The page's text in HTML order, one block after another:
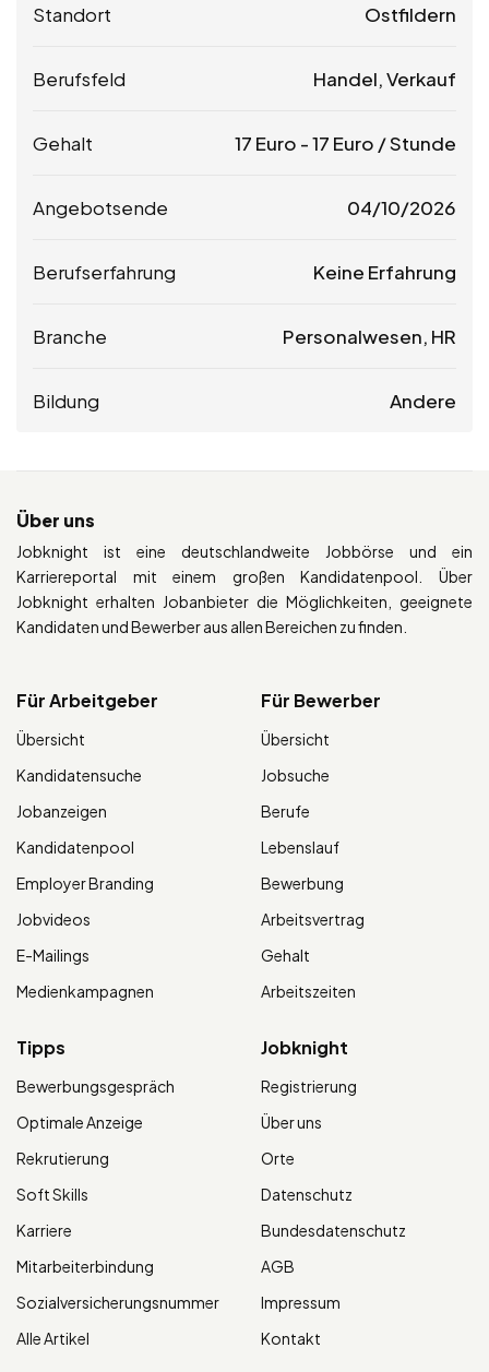
Standort Ostfildern
Berufsfeld Handel, Verkauf
Gehalt 17 Euro -17 Euro / Stunde
Angebotsende 04/10/2026
Berufserfahrung Keine Erfahrung
Branche Personalwesen, HR
Bildung Andere
Über uns
Jobknight ist eine deutschlandweite Jobbörse und ein
Karriereportal mit einem großen Kandidatenpool. Über
Jobknight erhalten Jobanbieter die Möglichkeiten, geeignete
Kandidaten und Bewerber aus allen Bereichen zu finden.
Für Arbeitgeber
Übersicht
Kandidatensuche
Jobanzeigen
Kandidatenpool
Employer Branding
Jobvideos
E-Mailings
Medienkampagnen
Für Bewerber
Übersicht
Jobsuche
Berufe
Lebenslauf
Bewerbung
Arbeitsvertrag
Gehalt
Arbeitszeiten
Tipps
Bewerbungsgespräch
Optimale Anzeige
Rekrutierung
Soft Skills
Karriere
Mitarbeiterbindung
Sozialversicherungsnummer
Alle Artikel
Jobknight
Registrierung
Über uns
Orte
Datenschutz
Bundesdatenschutz
AGB
Impressum
Kontakt